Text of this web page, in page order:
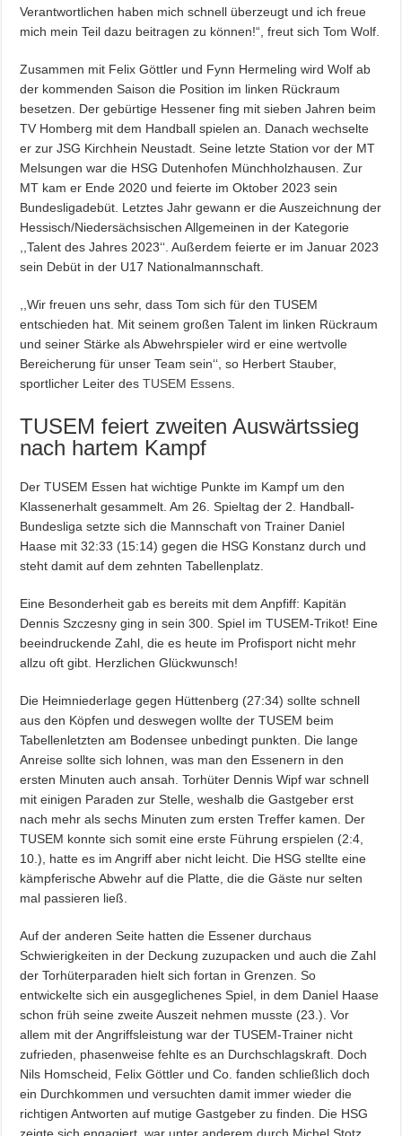
Verantwortlichen haben mich schnell überzeugt und ich freue
mich mein Teil dazu beitragen zu können!“, freut sich Tom Wolf.
Zusammen mit Felix Göttler und Fynn Hermeling wird Wolf ab
der kommenden Saison die Position im linken Rückraum
besetzen. Der gebürtige Hessener fing mit sieben Jahren beim
TV Homberg mit dem Handball spielen an. Danach wechselte
er zur JSG Kirchhein Neustadt. Seine letzte Station vor der MT
Melsungen war die HSG Dutenhofen Münchholzhausen. Zur
MT kam er Ende 2020 und feierte im Oktober 2023 sein
Bundesligadebüt. Letztes Jahr gewann er die Auszeichnung der
Hessisch/Niedersächsischen Allgemeinen in der Kategorie
,,Talent des Jahres 2023‘‘. Außerdem feierte er im Januar 2023
sein Debüt in der U17 Nationalmannschaft.
,,Wir freuen uns sehr, dass Tom sich für den TUSEM
entschieden hat. Mit seinem großen Talent im linken Rückraum
und seiner Stärke als Abwehrspieler wird er eine wertvolle
Bereicherung für unser Team sein‘‘, so Herbert Stauber,
sportlicher Leiter desTUSEM Essens
TUSEM feiert zweiten Auswärtssieg
nach hartem Kampf
Der TUSEM Essen hat wichtige Punkte im Kampf um den
Klassenerhalt gesammelt. Am 26. Spieltag der 2. Handball-
Bundesliga setzte sich die Mannschaft von Trainer Daniel
Haase mit 32:33 (15:14) gegen die HSG Konstanz durch und
steht damit auf dem zehnten Tabellenplatz.
Eine Besonderheit gab es bereits mit dem Anpfiff: Kapitän
Dennis Szczesny ging in sein 300. Spiel im TUSEM-Trikot! Eine
beeindruckende Zahl, die es heute im Profisport nicht mehr
allzu oft gibt. Herzlichen Glückwunsch!
Die Heimniederlage gegen Hüttenberg (27:34) sollte schnell
aus den Köpfen und deswegen wollte der TUSEM beim
Tabellenletzten am Bodensee unbedingt punkten. Die lange
Anreise sollte sich lohnen, was man den Essenern in den
ersten Minuten auch ansah. Torhüter Dennis Wipf war schnell
mit einigen Paraden zur Stelle, weshalb die Gastgeber erst
nach mehr als sechs Minuten zum ersten Treffer kamen. Der
TUSEM konnte sich somit eine erste Führung erspielen (2:4,
10.), hatte es im Angriff aber nicht leicht. Die HSG stellte eine
kämpferische Abwehr auf die Platte, die die Gäste nur selten
mal passieren ließ.
Auf der anderen Seite hatten die Essener durchaus
Schwierigkeiten in der Deckung zuzupacken und auch die Zahl
der Torhüterparaden hielt sich fortan in Grenzen. So
entwickelte sich ein ausgeglichenes Spiel, in dem Daniel Haase
schon früh seine zweite Auszeit nehmen musste (23.). Vor
allem mit der Angriffsleistung war der TUSEM-Trainer nicht
zufrieden, phasenweise fehlte es an Durchschlagskraft. Doch
Nils Homscheid, Felix Göttler und Co. fanden schließlich doch
ein Durchkommen und versuchten damit immer wieder die
richtigen Antworten auf mutige Gastgeber zu finden. Die HSG
zeigte sich engagiert, war unter anderem durch Michel Stotz